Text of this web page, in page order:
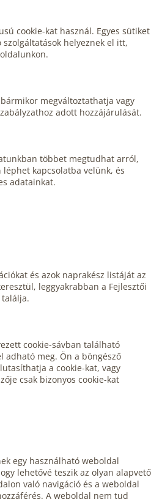
cookie-kat használ. Egyes sütiket
helyeznek el itt,
megváltoztathatja vagy
adott hozzájárulását.
többet megtudhat arról,
léphet kapcsolatba velünk, és
adatainkat.
és azok naprakész listáját az
leggyakrabban a Fejlesztői
cookie-sávban található
adható meg. Ön a böngésző
a cookie-kat, vagy
csak bizonyos cookie-kat
egy használható weboldal
lehetővé teszik az olyan alapvető
való navigáció és a weboldal
A weboldal nem tud